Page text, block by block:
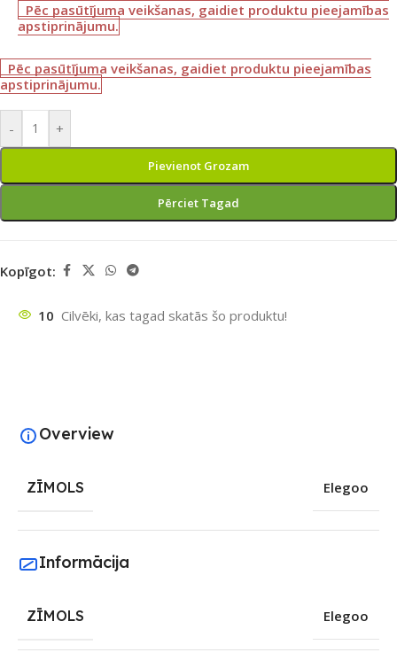
Pēc pasūtījuma veikšanas, gaidiet produktu pieejamības
apstiprinājumu.
Pēc pasūtījuma veikšanas, gaidiet produktu pieejamības
apstiprinājumu.
- +
Pievienot Grozam
Pērciet Tagad
Kopīgot:
10 Cilvēki, kas tagad skatās šo produktu!
Overview
ZĪMOLS Elegoo
Informācija
ZĪMOLS Elegoo